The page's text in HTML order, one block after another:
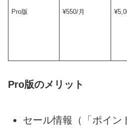
Pro版 ¥550/月
Pro版のメリット
セール情報（「ポイン